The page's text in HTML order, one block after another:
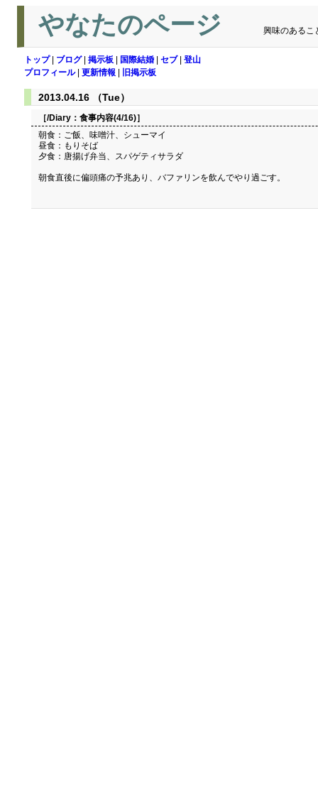
やなたのページ 興味のあるこ
トップ| ブログ| 掲示板 国際結婚 セブ| 登山
プロフィール| 更新情報 旧掲示板
2013.04.16 （Tue）
［/Diary： 食事内容(4/16)］
朝食：ご飯、味噌汁、シューマイ
昼食：もりそば
夕食：唐揚げ弁当、スパゲティサラダ
朝食直後に偏頭痛の予兆あり、バファリンを飲んでやり過ごす。